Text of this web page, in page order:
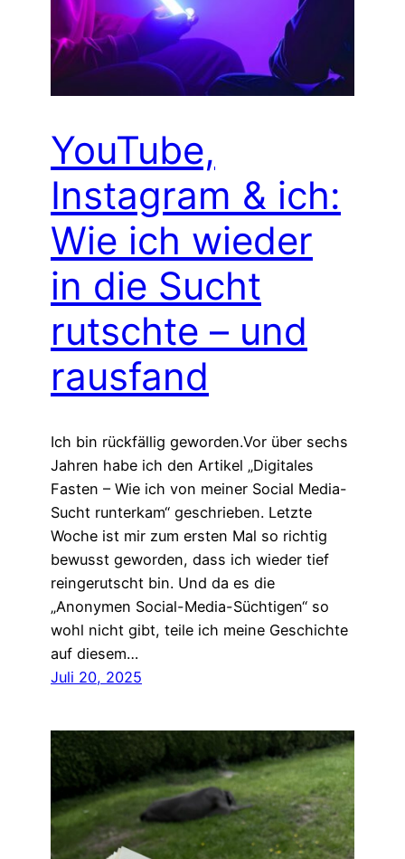
YouTube,
Instagram & ich:
Wie ich wieder
in die Sucht
rutschte – und
rausfand
Ich bin rückfällig geworden.Vor über sechs
Jahren habe ich den Artikel „Digitales
Fasten – Wie ich von meiner Social Media-
Sucht runterkam“ geschrieben. Letzte
Woche ist mir zum ersten Mal so richtig
bewusst geworden, dass ich wieder tief
reingerutscht bin. Und da es die
„Anonymen Social-Media-Süchtigen“ so
wohl nicht gibt, teile ich meine Geschichte
auf diesem…
Juli 20, 2025